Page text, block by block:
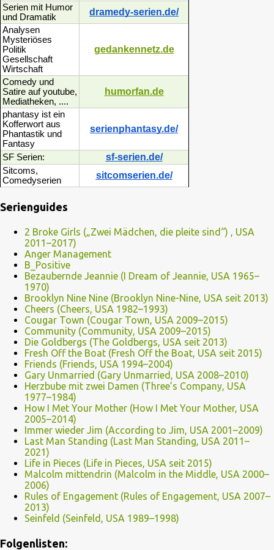
Serien mit Humor
und Dramatik
dramedy-serien.de/
Analysen
Mysteriöses
Politik
Gesellschaft
Wirtschaft
gedankennetz.de
Comedy und
Satire auf youtube,
Mediatheken, ....
humorfan.de
phantasy ist ein
Kofferwort aus
Phantastik und
Fantasy
serienphantasy.de/
SF Serien: sf-serien.de/
Sitcoms,
Comedyserien
sitcomserien.de/
Serienguides
2 Broke Girls („Zwei Mädchen, die pleite sind“) , USA
2011–2017)
Anger Management
B_Positive
Bezaubernde Jeannie (I Dream of Jeannie, USA 1965–
1970)
Brooklyn Nine Nine (Brooklyn Nine-Nine, USA seit 2013)
Cheers (Cheers, USA 1982–1993)
Cougar Town (Cougar Town, USA 2009–2015)
Community (Community, USA 2009–2015)
Die Goldbergs (The Goldbergs, USA seit 2013)
Fresh Off the Boat (Fresh Off the Boat, USA seit 2015)
Friends (Friends, USA 1994–2004)
Gary Unmarried (Gary Unmarried, USA 2008–2010)
Herzbube mit zwei Damen (Three’s Company, USA
1977–1984)
How I Met Your Mother (How I Met Your Mother, USA
2005–2014)
Immer wieder Jim (According to Jim, USA 2001–2009)
Last Man Standing (Last Man Standing, USA 2011–
2021)
Life in Pieces (Life in Pieces, USA seit 2015)
Malcolm mittendrin (Malcolm in the Middle, USA 2000–
2006)
Rules of Engagement (Rules of Engagement, USA 2007–
2013)
Seinfeld (Seinfeld, USA 1989–1998)
Folgenlisten: